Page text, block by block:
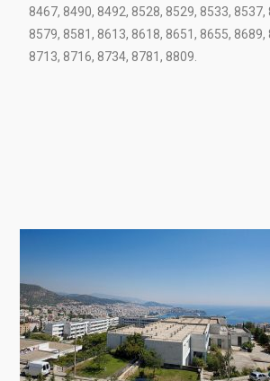
8467, 8490, 8492, 8528, 8529, 8533, 8537,
8579, 8581, 8613, 8618, 8651, 8655, 8689,
8713, 8716, 8734, 8781, 8809.